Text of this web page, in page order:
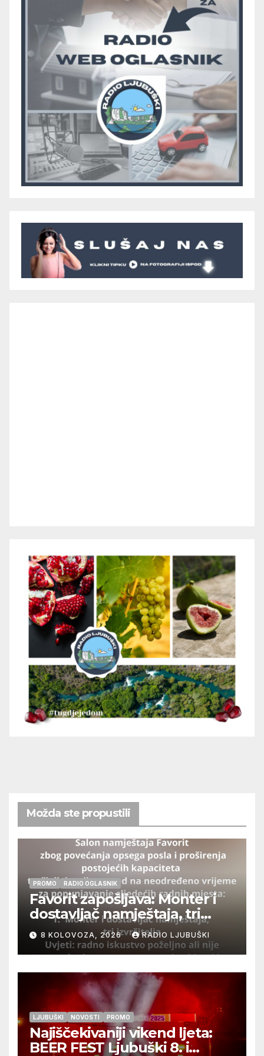
Možda ste propustili
PROMO RADIO OGLASNIK
Favorit zapošljava: Monter i
dostavljač namještaja, tri
izvršitelja
8 KOLOVOZA, 2026 RADIO LJUBUŠKI
LJUBUŠKI NOVOSTI PROMO
Najiščekivaniji vikend ljeta:
BEER FEST Ljubuški 8. i